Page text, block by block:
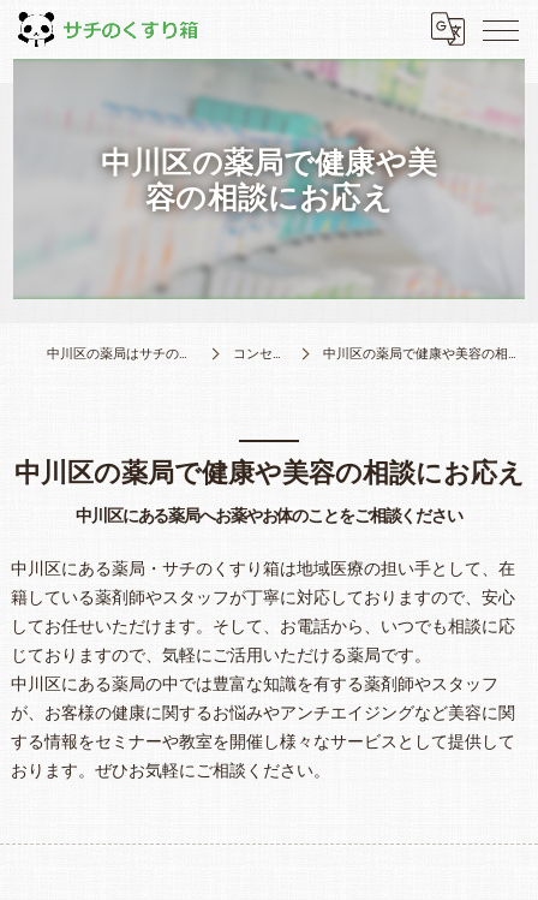
中川区の薬局で健康や美
容の相談にお応え
中川区の薬局はサチのくすり箱 コンセプト 中川区の薬局で健康や美容の相談にお応え
中川区にある薬局へお薬やお体のことをご相談ください
中川区の薬局で健康や美容の相談にお応え
中川区にある薬局・サチのくすり箱は地域医療の担い手として、在
籍している薬剤師やスタッフが丁寧に対応しておりますので、安心
してお任せいただけます。そして、お電話から、いつでも相談に応
じておりますので、気軽にご活用いただける薬局です。
中川区にある薬局の中では豊富な知識を有する薬剤師やスタッフ
が、お客様の健康に関するお悩みやアンチエイジングなど美容に関
する情報をセミナーや教室を開催し様々なサービスとして提供して
おります。ぜひお気軽にご相談ください。